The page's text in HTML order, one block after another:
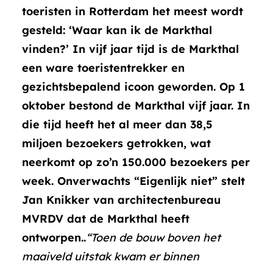
toeristen in Rotterdam het meest wordt
gesteld: ‘Waar kan ik de Markthal
vinden?’ In vijf jaar tijd is de Markthal
een ware toeristentrekker en
gezichtsbepalend icoon geworden. Op 1
oktober bestond de Markthal vijf jaar. In
die tijd heeft het al meer dan 38,5
miljoen bezoekers getrokken, wat
neerkomt op zo’n 150.000 bezoekers per
week. Onverwachts “Eigenlijk niet” stelt
Jan Knikker van architectenbureau
MVRDV dat de Markthal heeft
ontworpen..“Toen de bouw boven het
maaiveld uitstak kwam er binnen